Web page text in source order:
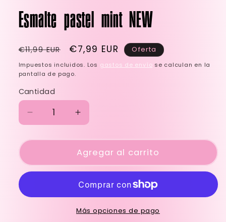
Esmalte pastel mint NEW
Precio
habitual
€11,99 EUR
Precio
de
oferta
€7,99 EUR Oferta
Impuestos incluidos. Los gastos de envío se calculan en la
pantalla de pago.
Cantidad
Reducir
para
pastel
mint
Aumentar
para
Esmalte
pastel
NEW
Agregar al carrito
Más opciones de pago